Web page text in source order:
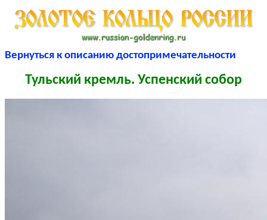
Вернуться к описанию достопримечательности
Тульский кремль. Успенский собор